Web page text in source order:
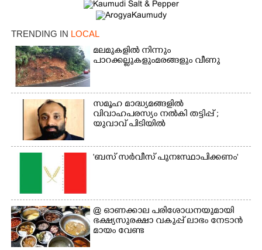
TRENDING IN LOCAL
മലമുകളിൽ നിന്നും
പാറക്കല്ലുകളുംമരങ്ങളും വീണു
സമൂഹ മാദ്ധ്യമങ്ങളിൽ
വിവാഹപരസ്യം നൽകി തട്ടിപ്പ് ;
യുവാവ് പിടിയിൽ
'ബസ് സർവീസ് പുനഃസ്ഥാപിക്കണം'
@​​​​​​​ ഓണക്കാല പരിശോധനയുമായി
ഭക്ഷ്യസുരക്ഷാ വകുപ്പ് ലാഭം നേടാൻ
മായം വേണ്ട
Share this link